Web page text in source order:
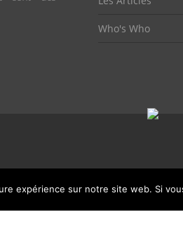
Who's Who
expérience sur notre site web. Si